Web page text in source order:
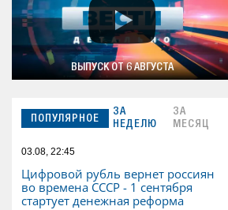
ВЫПУСК ОТ 6 АВГУСТА
ПОПУЛЯРНОЕ
ЗА
НЕДЕЛЮ
ЗА
МЕСЯЦ
03.08, 22:45
Цифровой рубль вернет россиян
во времена СССР - 1 сентября
стартует денежная реформа